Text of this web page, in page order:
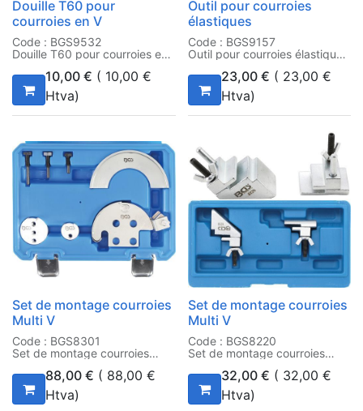
Douille T60 pour
courroies en V
Code : BGS9532
Douille T60 pour courroies en
10,00 € ( 10,00 €
Htva)
Outil pour courroies
élastiques
Code : BGS9157
Outil pour courroies élastiques
23,00€ ( 23,00 €
Htva)
Set de montage courroies
Multi V
Code : BGS8301
Set de montage courroies
88,00 € ( 88,00 €
Htva)
Set de montage courroies
Multi V
Code : BGS8220
Set de montage courroies
32,00€ ( 32,00 €
Htva)